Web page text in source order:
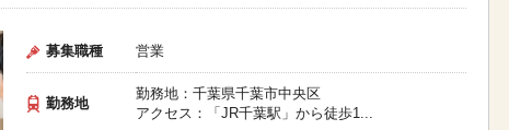
募集職種 営業
勤務地
勤務地：千葉県千葉市中央区
アクセス：「JR千葉駅」から徒歩1...